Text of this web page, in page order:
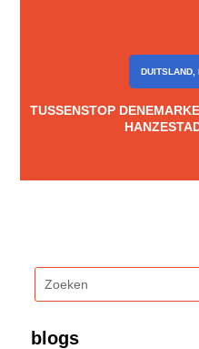
TUSSENSTOP
DUITSLAND,
blogs